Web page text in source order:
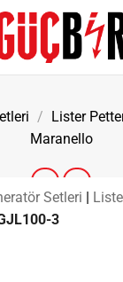
/ Lister
Maranello
Setleri |
3